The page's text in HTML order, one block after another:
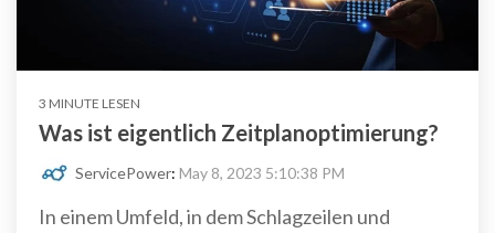
3 MINUTE LESEN
Was ist eigentlich Zeitplanoptimierung?
ServicePower: May 8, 2023 5:10:38 PM
In einem Umfeld, in dem Schlagzeilen und